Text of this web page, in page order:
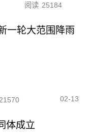
阅读 25184
一轮大范围降雨
21570 02-13
体成立